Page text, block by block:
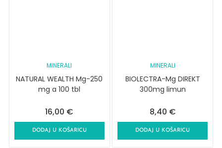
MINERALI
NATURAL WEALTH Mg-250
mg a 100 tbl
16,00 €
DODAJ U KOŠARICU
MINERALI
BIOLECTRA-Mg DIREKT
300mg limun
8,40 €
DODAJ U KOŠARICU